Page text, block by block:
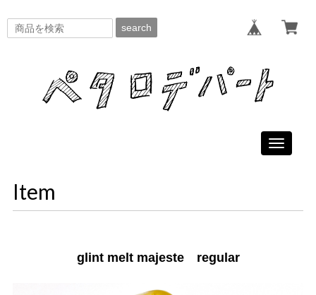
search
Toggle
Item
glint melt majeste regular